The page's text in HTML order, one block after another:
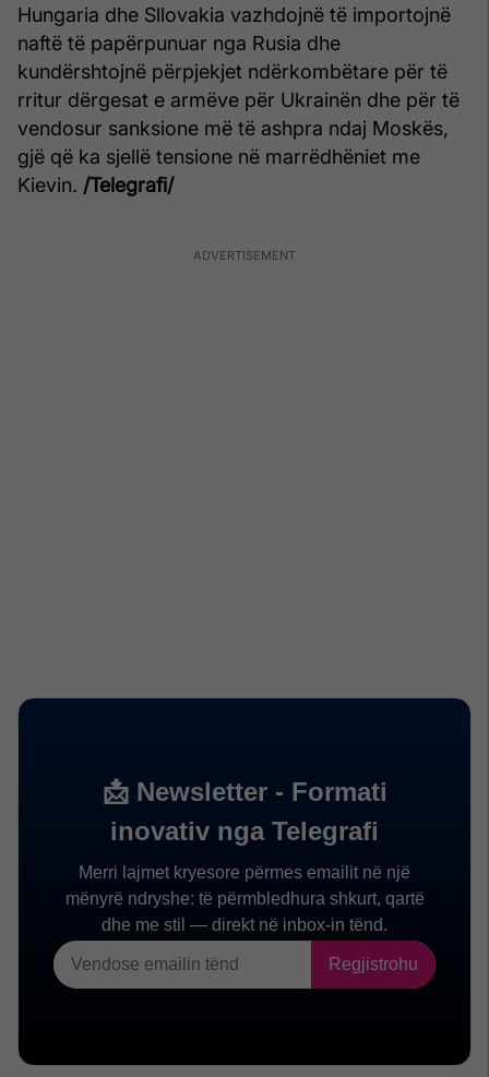
Hungaria dhe Sllovakia vazhdojnë të importojnë
naftë të papërpunuar nga Rusia dhe
kundërshtojnë përpjekjet ndërkombëtare për të
rritur dërgesat e armëve për Ukrainën dhe për të
vendosur sanksione më të ashpra ndaj Moskës,
gjë që ka sjellë tensione në marrëdhëniet me
Kievin. /Telegrafi/